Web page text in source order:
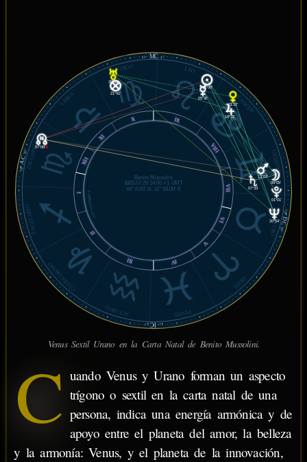
© MiSabueso.com
18°
AC
36'
18°
DC
36'
01° MC 47'
01°
IC
47'
ARIES
TAURO
GÉMINIS
CÁNCER
LEO
VIRGO
LIBRA
ESCORPIÓN
SAGITARIO
CAPRICORNIO
ACUARIO PISCIS
X
XI
XII
I
II
III IV
V
VI
VII
VIII
IX
06°00'
09°05'
05°30'
21°32'
13°07'
18°32'
07°33'
20°52'
20°54'
01°01'
07°08'℞
21°41'
Benito Mussolini
1883.07.29 14:00 +1 GMT
44° 6.00' N, 11° 58.00' E
Venus Sextil Urano en la Carta Natal de Benito Mussolini.
C uando Venus y Urano forman un aspecto
trígono o sextil en la carta natal de una
persona, indica una energía armónica y de
apoyo entre el planeta del amor, la belleza
y la armonía: Venus, y el planeta de la innovación,